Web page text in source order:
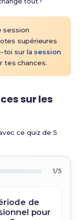
session
supérieures
toi sur la session
tes chances.
sur les
ce quiz de 5
1/5
de
pour